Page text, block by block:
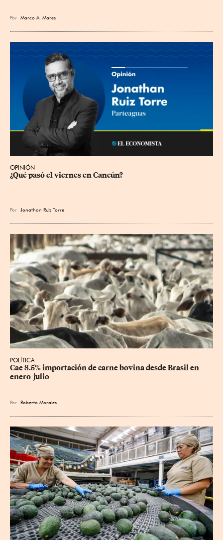
Por Marco A. Mares
OPINIÓN
¿Qué pasó el viernes en Cancún?
Por Jonathan Ruiz Torre
POLÍTICA
Cae 8.5% importación de carne bovina desde Brasil en
enero-julio
Por Roberto Morales